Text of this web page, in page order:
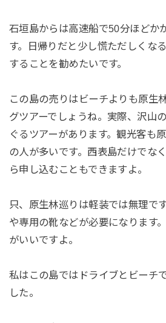
石垣島からは高速船で50分ほどか
す。日帰りだと少し慌ただしくな
することを勧めたいです。
この島の売りはビーチよりも原生
グツアーでしょうね。実際、沢山
ぐるツアーがあります。観光客も
の人が多いです。西表島だけでな
ら申し込むこともできますよ。
只、原生林巡りは軽装では無理で
や専用の靴などが必要になります
がいいですよ。
私はこの島ではドライブとビーチ
した。